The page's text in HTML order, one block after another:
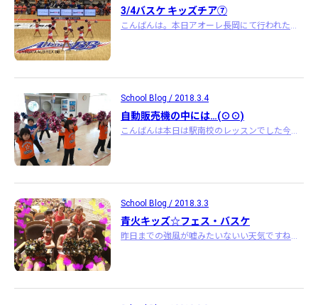
3/4バスケ キッズチア⑦
School Blog / 2018.3.4
自動販売機の中には…(⊙⊙)
School Blog / 2018.3.3
青火キッズ☆フェス・バスケ